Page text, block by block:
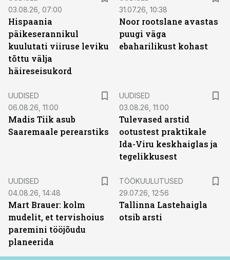
03.08.26, 07:00
Hispaania
päikeserannikul
kuulutati viiruse leviku
tõttu välja
häireseisukord
31.07.26, 10:38
Noor rootslane avastas
puugi väga
ebaharilikust kohast
UUDISED
06.08.26, 11:00
Madis Tiik asub
Saaremaale perearstiks
UUDISED
03.08.26, 11:00
Tulevased arstid
ootustest praktikale
Ida-Viru keskhaiglas ja
tegelikkusest
UUDISED
04.08.26, 14:48
Mart Brauer: kolm
mudelit, et tervishoius
paremini tööjõudu
planeerida
TÖÖKUULUTUSED
29.07.26, 12:56
Tallinna Lastehaigla
otsib arsti